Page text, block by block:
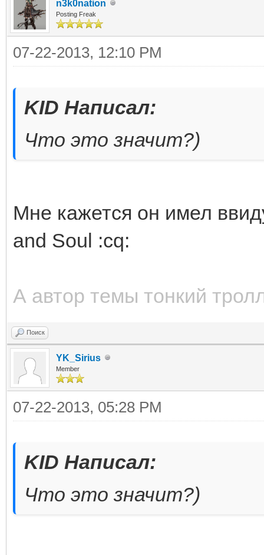
n3k0nation
Posting Freak
07-22-2013, 12:10 PM
KID Написал:
Что это значит?)
Мне кажется он имел
and Soul :cq:
А автор темы тонкий
Поиск
YK_Sirius
Member
07-22-2013, 05:28 PM
KID Написал:
Что это значит?)